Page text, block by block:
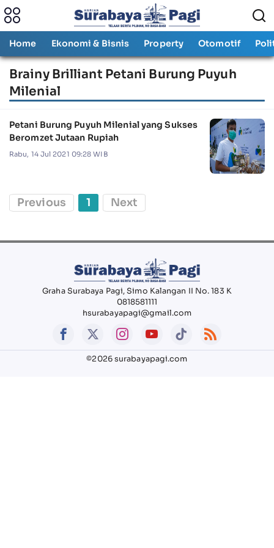
Home Ekonomi & Bisnis Property Otomotif
Brainy Brilliant Petani Burung Puyuh
Milenial
Petani Burung Puyuh Milenial yang Sukses
Beromzet Jutaan Rupiah
Rabu, 14 Jul 2021 09:28 WIB
Previous 1 Next
Graha Surabaya Pagi, Simo Kalangan II No. 183 K
0818581111
hsurabayapagi@gmail.com
©2026 surabayapagi.com